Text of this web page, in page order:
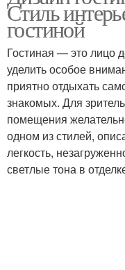
Стиль
гостиной
Гостиная — это лицо
уделить особое
приятно отдыхать
знакомых. Для
помещения
одном из стилей,
легкость,
светлые тона в